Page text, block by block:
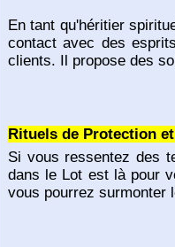
En tant qu'héritier
contact avec des
clients. Il propose des
Rituels de Protection
Si vous ressentez des
dans le Lot est là pour
vous pourrez surmonter